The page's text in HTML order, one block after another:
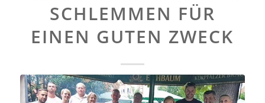
SCHLEMMEN FÜR
EINEN GUTEN ZWECK